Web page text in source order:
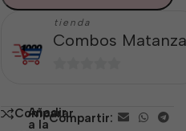
tienda
Combos
5
Comparar
Añadir
a laCompartir: